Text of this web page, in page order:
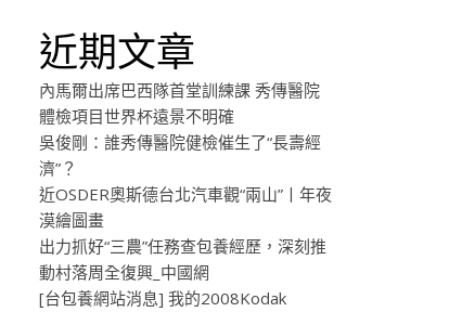
近期文章
內馬爾出席巴西隊首堂訓練課 秀傳醫院
體檢項目世界杯遠景不明確
吳俊剛：誰秀傳醫院健檢催生了“長壽經
濟”？
近OSDER奧斯德台北汽車觀“兩山”丨年夜
漠繪圖畫
出力抓好“三農”任務查包養經歷，深刻推
動村落周全復興_中國網
[台包養網站消息] 我的2008Kodak